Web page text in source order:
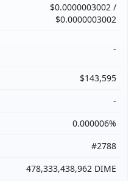
$0.0000003002 /
$0.0000003002
-
$143,595
-
0.000006%
#2788
478,333,438,962 DIME